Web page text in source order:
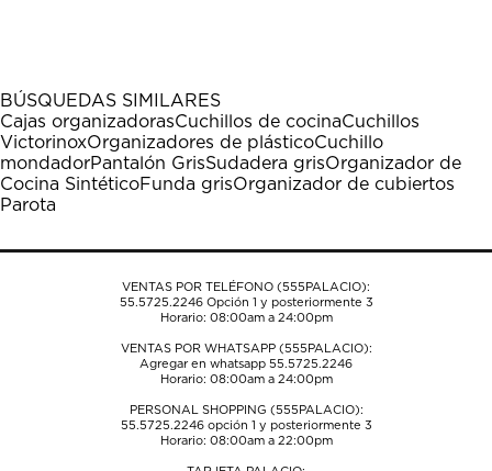
1
estrella
Esta
acción
abrirá
el
formulario
envío.
estrellas.
Esta
acción
abrirá
el
formulario
envío.
estrellas.
Esta
acción
abrirá
el
envío.
estrellas.
Esta
acción
abrirá
el
envío.
estrellas.
Esta
acción
abrirá
el
envío.
BÚSQUEDAS SIMILARES
Cajas organizadorasCuchillos de cocinaCuchillos
VictorinoxOrganizadores de plásticoCuchillo
mondadorPantalón GrisSudadera grisOrganizador de
Cocina SintéticoFunda grisOrganizador de cubiertos
Parota
VENTAS POR TELÉFONO (555PALACIO):
55.5725.2246Opción 1 y posteriormente 3
Horario: 08:00am a 24:00pm
VENTAS POR WHATSAPP (555PALACIO):
Agregar en whatsapp 55.5725.2246
Horario: 08:00am a 24:00pm
PERSONAL SHOPPING (555PALACIO):
55.5725.2246opción 1 y posteriormente 3
Horario: 08:00am a 22:00pm